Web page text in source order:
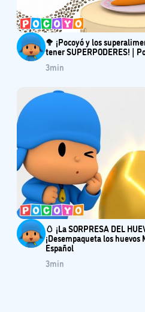
🥦 ¡Pocoyó y los
tener SUPERPODERES! |
3min
🥚 ¡La SORPRESA DEL
¡Desempaqueta los
Español
3min